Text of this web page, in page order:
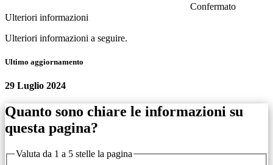
Confermato
Ulteriori informazioni
Ulteriori informazioni a seguire.
Ultimo aggiornamento
29 Luglio 2024
Quanto sono chiare le informazioni su
questa pagina?
Valuta da 1 a 5 stelle la pagina